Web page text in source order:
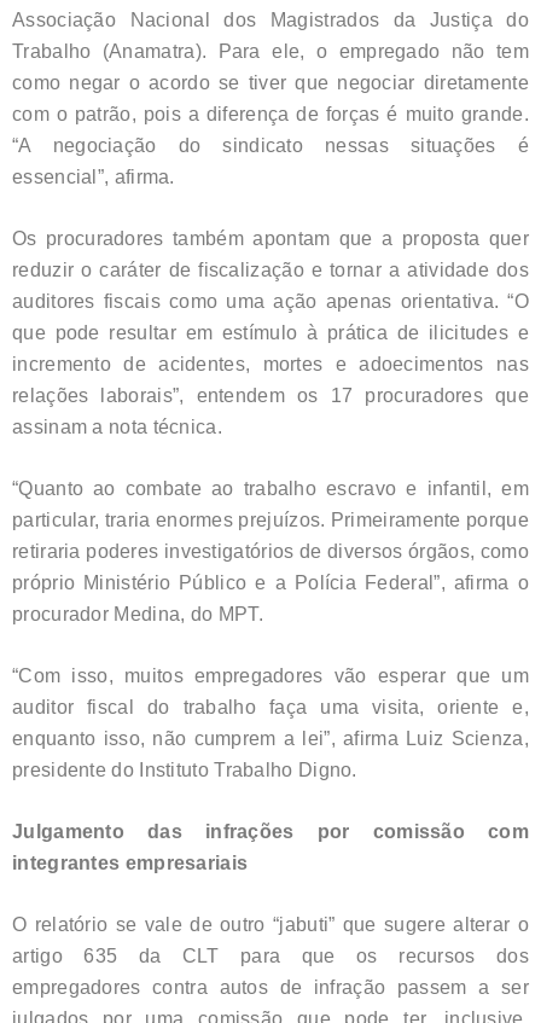
Associação Nacional dos Magistrados da Justiça do
Trabalho (Anamatra). Para ele, o empregado não tem
como negar o acordo se tiver que negociar diretamente
com o patrão, pois a diferença de forças é muito grande.
“A negociação do sindicato nessas situações é
essencial”, afirma.
Os procuradores também apontam que a proposta quer
reduzir o caráter de fiscalização e tornar a atividade dos
auditores fiscais como uma ação apenas orientativa. “O
que pode resultar em estímulo à prática de ilicitudes e
incremento de acidentes, mortes e adoecimentos nas
relações laborais”, entendem os 17 procuradores que
assinam a nota técnica.
“Quanto ao combate ao trabalho escravo e infantil, em
particular, traria enormes prejuízos. Primeiramente porque
retiraria poderes investigatórios de diversos órgãos, como
próprio Ministério Público e a Polícia Federal”, afirma o
procurador Medina, do MPT.
“Com isso, muitos empregadores vão esperar que um
auditor fiscal do trabalho faça uma visita, oriente e,
enquanto isso, não cumprem a lei”, afirma Luiz Scienza,
presidente do Instituto Trabalho Digno.
Julgamento das infrações por comissão com
integrantes empresariais
O relatório se vale de outro “jabuti” que sugere alterar o
artigo 635 da CLT para que os recursos dos
empregadores contra autos de infração passem a ser
julgados por uma comissão que pode ter, inclusive,